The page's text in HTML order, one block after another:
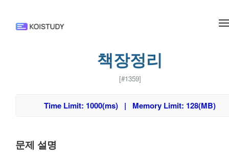
책장정리
[#1359]
Time Limit: 1000(ms) | Memory Limit: 128(MB)
문제 설명